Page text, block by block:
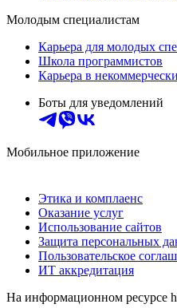
Молодым специалистам
Карьера для молодых
Школа программистов
Карьера в
Боты для уведомлений
Мобильное приложение
Этика и комплаенс
Оказание услуг
Использование сайтов
Защита персональных
Пользовательское
ИТ аккредитация
На информационном ресурсе